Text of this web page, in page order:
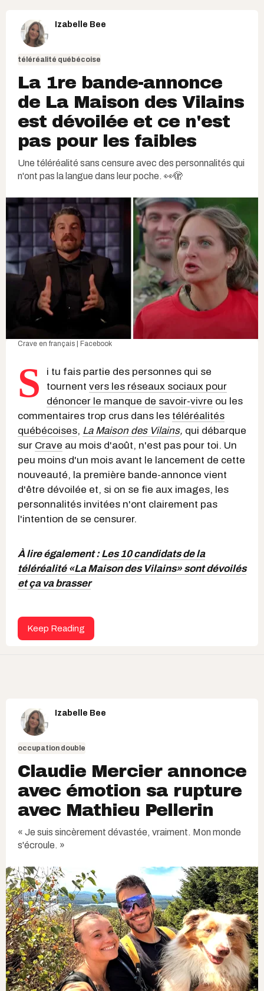
Izabelle Bee
téléréalité québécoise
La 1re bande-annonce
de La Maison des Vilains
est dévoilée et ce n'est
pas pour les faibles
Une téléréalité sans censure avec des personnalités qui
n'ont pas la langue dans leur poche. 👀🫣
Crave en français | Facebook
S
i tu fais partie des personnes qui se
tournent vers les réseaux sociaux pour
dénoncer le manque de savoir-vivre ou les
commentaires trop crus dans les téléréalités
québécoises, La Maison des Vilains, qui débarque
sur Crave au mois d'août, n'est pas pour toi. Un
peu moins d'un mois avant le lancement de cette
nouveauté, la première bande-annonce vient
d'être dévoilée et, si on se fie aux images, les
personnalités invitées n'ont clairement pas
l'intention de se censurer.
À lire également :Les 10 candidats de la
téléréalité «La Maison des Vilains» sont dévoilés
et ça va brasser
Keep Reading
Izabelle Bee
occupation double
Claudie Mercier annonce
avec émotion sa rupture
avec Mathieu Pellerin
« Je suis sincèrement dévastée, vraiment. Mon monde
s'écroule. »